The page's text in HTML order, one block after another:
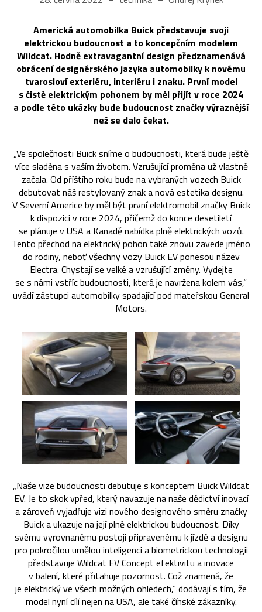
Americká automobilka Buick představuje svoji
elektrickou budoucnost a to koncepčním modelem
Wildcat. Hodně extravagantní design předznamenává
obrácení designérského jazyka automobilky k novému
tvarosloví exteriéru, interiéru i znaku. První model
s čistě elektrickým pohonem by měl přijít v roce 2024
a podle této ukázky bude budoucnost značky výraznější
než se dalo čekat.
„Ve společnosti Buick sníme o budoucnosti, která bude ještě
více sladěna s vaším životem. Vzrušující proměna už vlastně
začala. Od příštího roku bude na vybraných vozech Buick
debutovat náš restylovaný znak a nová estetika designu.
V Severní Americe by měl být první elektromobil značky Buick
k dispozici v roce 2024, přičemž do konce desetiletí
se plánuje v USA a Kanadě nabídka plně elektrických vozů.
Tento přechod na elektrický pohon také znovu zavede jméno
do rodiny, neboť všechny vozy Buick EV ponesou název
Electra. Chystají se velké a vzrušující změny. Vydejte
se s námi vstříc budoucnosti, která je navržena kolem vás,“
uvádí zástupci automobilky spadající pod mateřskou General
Motors.
„Naše vize budoucnosti debutuje s konceptem Buick Wildcat
EV. Je to skok vpřed, který navazuje na naše dědictví inovací
a zároveň vyjadřuje vizi nového designového směru značky
Buick a ukazuje na její plně elektrickou budoucnost. Díky
svému vyrovnanému postoji připravenému k jízdě a designu
pro pokročilou umělou inteligenci a biometrickou technologii
představuje Wildcat EV Concept efektivitu a inovace
v balení, které přitahuje pozornost. Což znamená, že
je elektrický ve všech možných ohledech,“ dodávají s tím, že
model nyní cílí nejen na USA, ale také čínské zákazníky.